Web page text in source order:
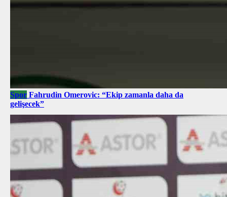
Spor Fahrudin Omerovic: “Ekip zamanla daha da
gelişecek”